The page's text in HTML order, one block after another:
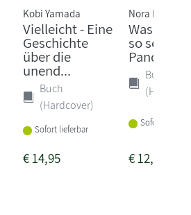
Kobi Yamada
Vielleicht - Eine
Geschichte
über die
unend...
Buch
(Hardcover)
Sofort lieferbar
€14,95
Nora Imlau
Was
so sehr,
Pandabär?
Buch
Sofort
€12,00